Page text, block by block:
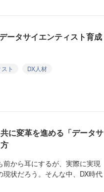
ータサイエンティスト育成
ト
DX人材
に変革を進める「データサ
から耳にするが、実際に実現
状だろう。そんな中、DX時代